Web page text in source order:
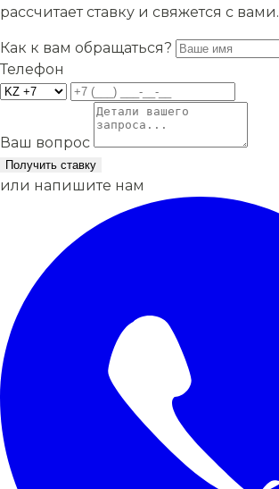
рассчитает ставку и свяжется с вами.
Как к вам обращаться?
Телефон
Ваш вопрос
Получить ставку
или напишите нам